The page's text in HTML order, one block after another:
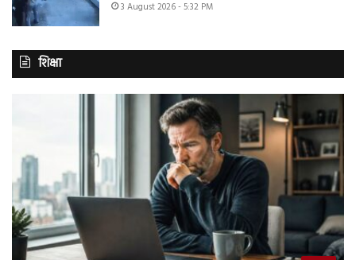
3 August 2026 - 5:32 PM
शिक्षा